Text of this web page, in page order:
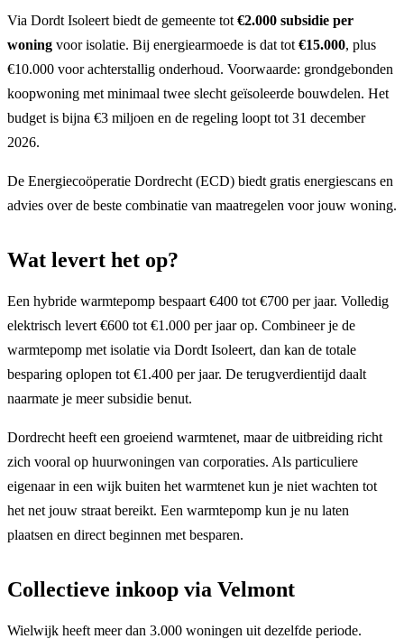
Via Dordt Isoleert biedt de gemeente tot €2.000 subsidie per
woning voor isolatie. Bij energiearmoede is dat tot €15.000, plus
€10.000 voor achterstallig onderhoud. Voorwaarde: grondgebonden
koopwoning met minimaal twee slecht geïsoleerde bouwdelen. Het
budget is bijna €3 miljoen en de regeling loopt tot 31 december
2026.
De Energiecoöperatie Dordrecht (ECD) biedt gratis energiescans en
advies over de beste combinatie van maatregelen voor jouw woning.
Wat levert het op?
Een hybride warmtepomp bespaart €400 tot €700 per jaar. Volledig
elektrisch levert €600 tot €1.000 per jaar op. Combineer je de
warmtepomp met isolatie via Dordt Isoleert, dan kan de totale
besparing oplopen tot €1.400 per jaar. De terugverdientijd daalt
naarmate je meer subsidie benut.
Dordrecht heeft een groeiend warmtenet, maar de uitbreiding richt
zich vooral op huurwoningen van corporaties. Als particuliere
eigenaar in een wijk buiten het warmtenet kun je niet wachten tot
het net jouw straat bereikt. Een warmtepomp kun je nu laten
plaatsen en direct beginnen met besparen.
Collectieve inkoop via Velmont
Wielwijk heeft meer dan 3.000 woningen uit dezelfde periode.